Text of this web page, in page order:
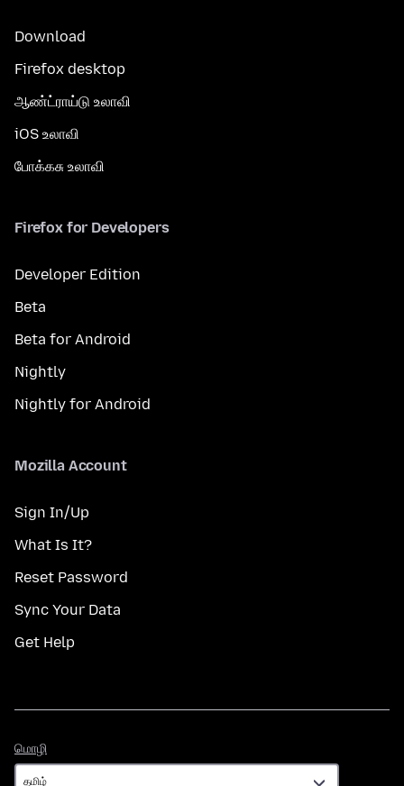
Download
Firefox desktop
ஆண்ட்ராய்டு உலாவி
iOS உலாவி
போக்கசு உலாவி
Firefox for Developers
Developer Edition
Beta
Beta for Android
Nightly
Nightly for Android
Mozilla Account
Sign In/Up
What Is It?
Reset Password
Sync Your Data
Get Help
மொழி